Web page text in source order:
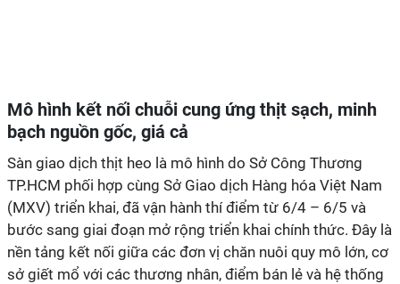
Mô hình kết nối chuỗi cung ứng thịt sạch, minh
bạch nguồn gốc, giá cả
Sàn giao dịch thịt heo là mô hình do Sở Công Thương
TP.HCM phối hợp cùng Sở Giao dịch Hàng hóa Việt Nam
(MXV) triển khai, đã vận hành thí điểm từ 6/4 – 6/5 và
bước sang giai đoạn mở rộng triển khai chính thức. Đây là
nền tảng kết nối giữa các đơn vị chăn nuôi quy mô lớn, cơ
sở giết mổ với các thương nhân, điểm bán lẻ và hệ thống